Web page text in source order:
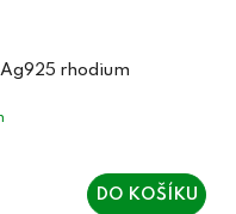
rhodium
DO KOŠÍKU